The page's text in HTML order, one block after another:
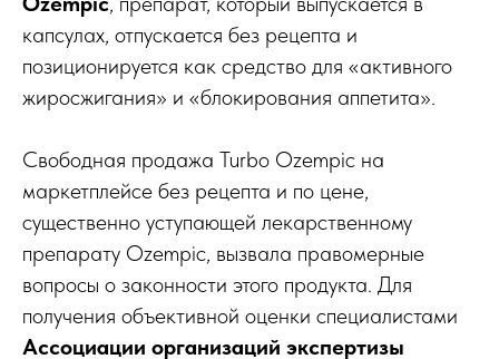
капсулах, отпускается без рецепта и
позиционируется как средство для «активного
жиросжигания» и «блокирования аппетита».
Свободная продажа Turbo Ozempic на
маркетплейсе без рецепта и по цене,
существенно уступающей лекарственному
препарату Ozempic, вызвала правомерные
вопросы о законности этого продукта. Для
получения объективной оценки специалистами
Ассоциации организаций экспертизы